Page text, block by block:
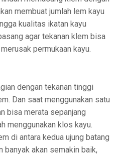
membuat jumlah lem kayu
kualitas ikatan kayu
agar tekanan klem bisa
permukaan kayu.
dengan tekanan tinggi
Dan saat menggunakan satu
bisa merata sepanjang
menggunakan klos kayu.
di antara kedua ujung batang
banyak akan semakin baik,